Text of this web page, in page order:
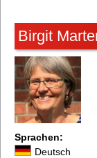
Birgit
Sprachen:
Deutsch